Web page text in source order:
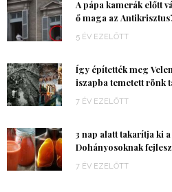
A pápa kamerák előtt
ő maga az
5 ÉV EZELŐTT
Így építették meg
iszapba temetett rönk
7 ÉV EZELŐTT
3 nap alatt takarítja ki
Dohányosoknak
7 ÉV EZELŐTT